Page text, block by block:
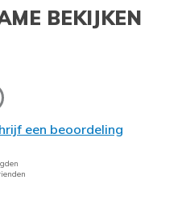
BEKIJKEN
een beoordeling